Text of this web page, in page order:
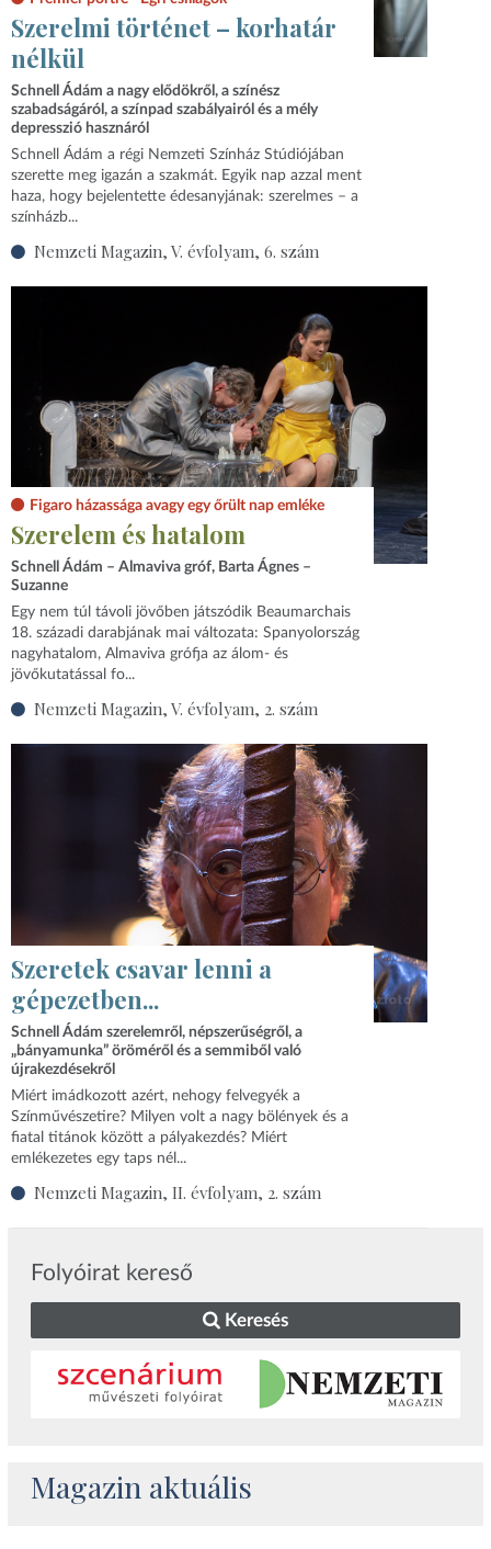
Szerelmi történet – korhatár
nélkül
Schnell Ádám a nagy elődökről, a színész
szabadságáról, a színpad szabályairól és a mély
depresszió hasznáról
Schnell Ádám a régi Nemzeti Színház Stúdiójában
szerette meg igazán a szakmát. Egyik nap azzal ment
haza, hogy bejelentette édesanyjának: szerelmes – a
színházb...
Nemzeti Magazin, V. évfolyam, 6. szám
Figaro házassága avagy egy őrült nap emléke
Szerelem és hatalom
Schnell Ádám – Almaviva gróf, Barta Ágnes –
Suzanne
Egy nem túl távoli jövőben játszódik Beaumarchais
18. századi darabjának mai változata: Spanyolország
nagyhatalom, Almaviva grófja az álom- és
jövőkutatással fo...
Nemzeti Magazin, V. évfolyam, 2. szám
Szeretek csavar lenni a
gépezetben...
Schnell Ádám szerelemről, népszerűségről, a
„bányamunka” öröméről és a semmiből való
újrakezdésekről
Miért imádkozott azért, nehogy felvegyék a
Színművészetire? Milyen volt a nagy bölények és a
fiatal titánok között a pályakezdés? Miért
emlékezetes egy taps nél...
Nemzeti Magazin, II. évfolyam, 2. szám
Folyóirat kereső
Keresés
Magazin aktuális